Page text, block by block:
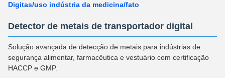
Digitas/uso indústria da medicina/fato
Detector de metais de transportador digital
Solução avançada de detecção de metais para indústrias de
segurança alimentar, farmacêutica e vestuário com certificação
HACCP e GMP.